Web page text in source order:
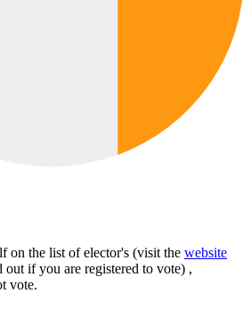
on the list of elector's (visit the website
out if you are registered to vote) ,
vote.